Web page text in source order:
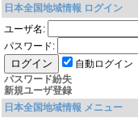
日本全国地域情報 ログイン
ユーザ名:
パスワード:
自動ログイン
パスワード紛失
新規ユーザ登録
日本全国地域情報 メニュー